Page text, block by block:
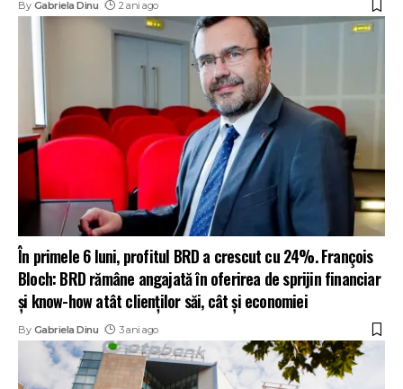
By Gabriela Dinu 2 ani ago
În primele 6 luni, profitul BRD a crescut cu 24%. François
Bloch: BRD rămâne angajată în oferirea de sprijin financiar
și know-how atât clienților săi, cât și economiei
By Gabriela Dinu 3 ani ago